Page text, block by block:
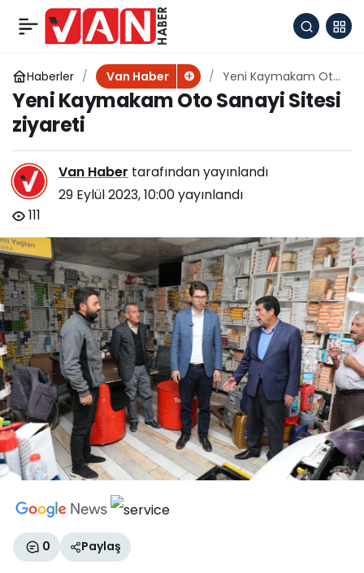
Haberler Van Haber
Yeni Kaymakam Oto
Sanayi Sitesi ziyareti
Yeni Kaymakam Oto Sanayi Sitesi
ziyareti
Van Haber tarafından yayınlandı
29 Eylül 2023, 10:00yayınlandı
111
0 Paylaş
Yeni Kaymakamdan
Kocapınar Mahallesi
Ziyareti
Paylaş